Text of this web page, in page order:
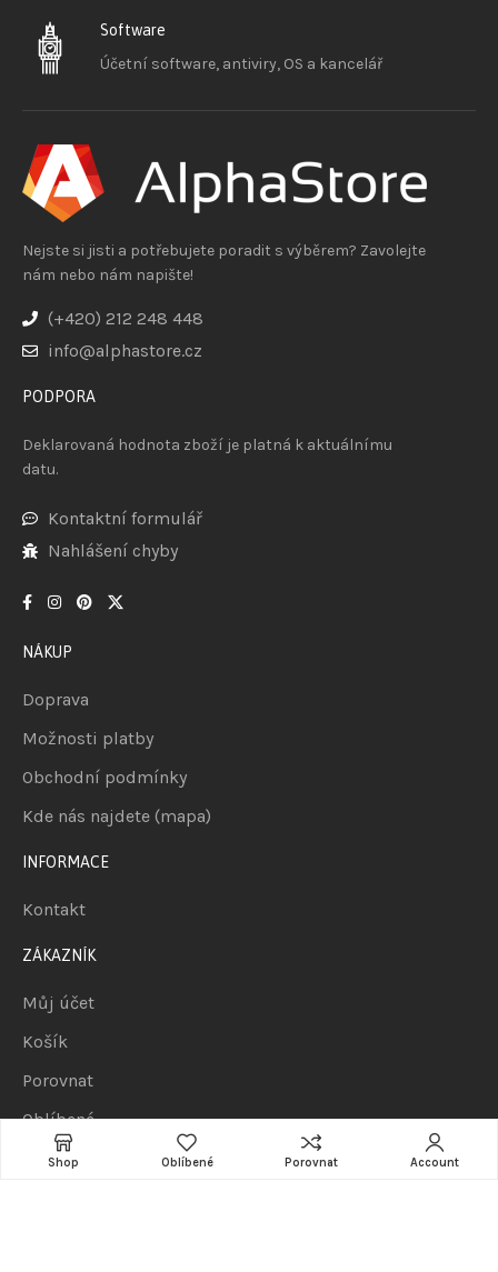
Software
Účetní software, antiviry, OS a kancelář
Nejste si jisti a potřebujete poradit s výběrem? Zavolejte
nám nebo nám napište!
(+420) 212 248 448
info@alphastore.cz
PODPORA
Deklarovaná hodnota zboží je platná k aktuálnímu
datu.
Kontaktní formulář
Nahlášení chyby
NÁKUP
Doprava
Možnosti platby
Obchodní podmínky
Kde nás najdete (mapa)
INFORMACE
Kontakt
ZÁKAZNÍK
Můj účet
Košík
Porovnat
Oblíbené
Shop Oblíbené Porovnat Account